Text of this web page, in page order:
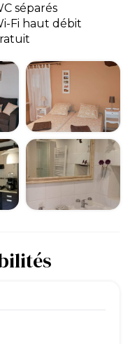
séparés
Fi haut débit